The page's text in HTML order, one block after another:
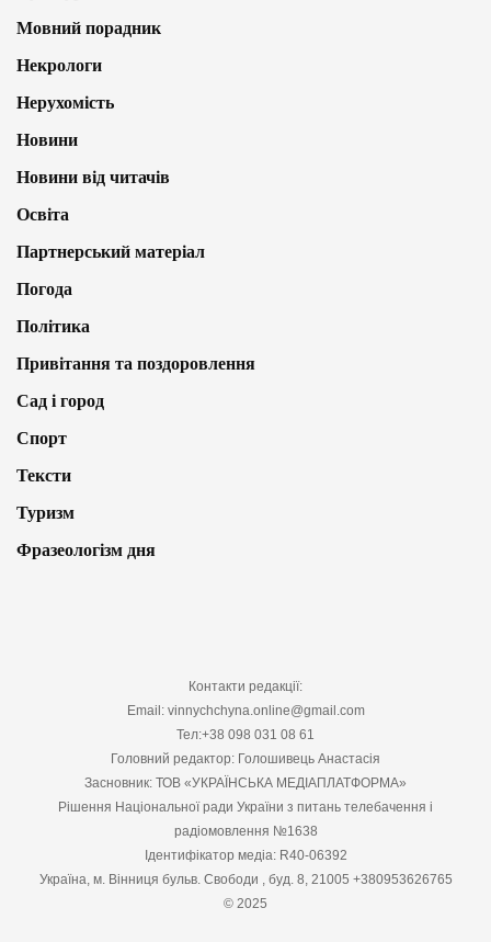
Мовний порадник
Некрологи
Нерухомість
Новини
Новини від читачів
Освіта
Партнерський матеріал
Погода
Політика
Привітання та поздоровлення
Сад і город
Спорт
Тексти
Туризм
Фразеологізм дня
Контакти редакції:
Email: vinnychchyna.online@gmail.com
Тел:+38 098 031 08 61
Головний редактор: Голошивець Анастасія
Засновник: ТОВ «УКРАЇНСЬКА МЕДІАПЛАТФОРМА»
Рішення Національної ради України з питань телебачення і
радіомовлення №1638
Ідентифікатор медіа: R40-06392
Україна, м. Вінниця бульв. Свободи , буд. 8, 21005 +380953626765
© 2025